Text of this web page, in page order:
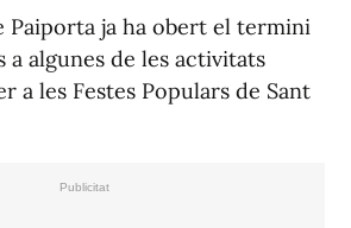
Paiporta ja ha obert el termini
algunes de les activitats
a les Festes Populars de Sant